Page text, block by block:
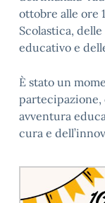
ottobre alle ore
Scolastica,
educativo e
È stato un
partecipazione,
avventura
cura e